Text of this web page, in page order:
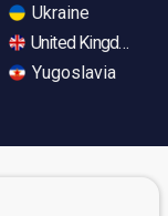
Ukraine
United Kingdom
Yugoslavia